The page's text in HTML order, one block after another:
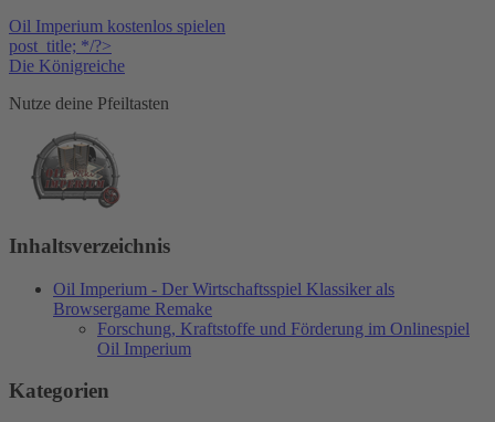
Oil Imperium kostenlos spielen
post_title; */?>
Die Königreiche
Nutze deine Pfeiltasten
Inhaltsverzeichnis
Oil Imperium - Der Wirtschaftsspiel Klassiker als
Browsergame Remake
Forschung, Kraftstoffe und Förderung im Onlinespiel
Oil Imperium
Kategorien